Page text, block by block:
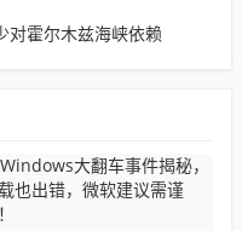
对霍尔木兹海峡依赖